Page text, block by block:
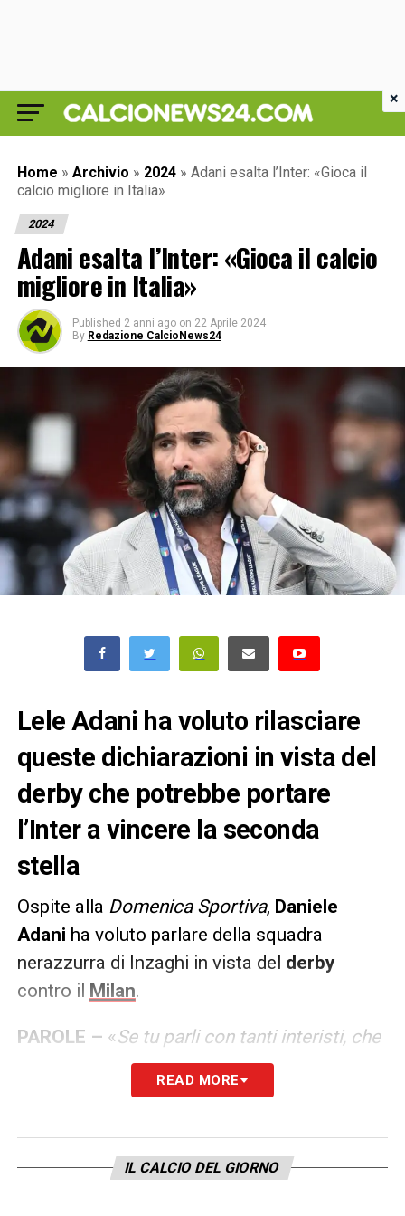
Home » Archivio » 2024 » Adani esalta l’Inter: «Gioca il
calcio migliore in Italia»
2024
Adani esalta l’Inter: «Gioca il calcio
migliore in Italia»
Published 2 anni ago on 22 Aprile 2024
By Redazione CalcioNews24
Lele Adani ha voluto rilasciare
queste dichiarazioni in vista del
derby che potrebbe portare
l’Inter a vincere la seconda
stella
Ospite alla Domenica Sportiva, Daniele
Adani ha voluto parlare della squadra
nerazzurra di Inzaghi in vista del derby
contro il Milan.
PAROLE – «Se tu parli con tanti interisti, che
hanno trenta, quarant’anni, e gli chiedi se
hanno mai visto un’Inter giocare così bene,
Come espressione calcistica, dominio del
READ MORE
IL CALCIO DEL GIORNO
×